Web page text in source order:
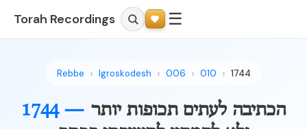
Torah Recordings ☰
Rebbe Igroskodesh 006 010 1744
1744 — הכתיבה לעתים תכופות יותר